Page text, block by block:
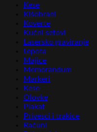
Kese
Kišobrani
Koverte
Kućni setovi
Lasersko graviranje
Lepota
Majice
Memorandum
Markeri
Kese
Olovke
Plakat
Privesci i trakice
Računi